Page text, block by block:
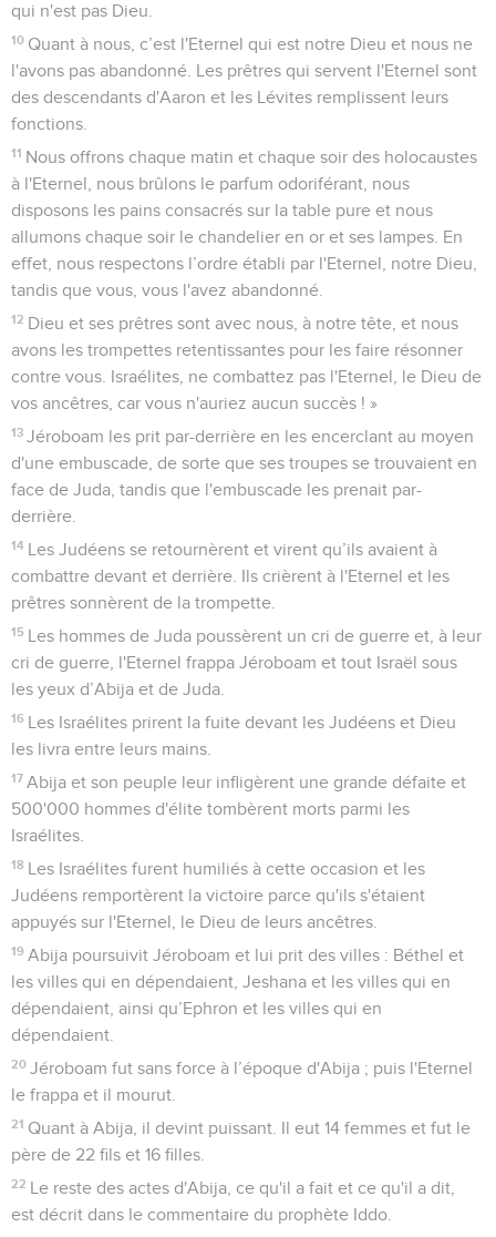
qui n'est pas Dieu.
10 Quant à nous, c’est l'Eternel qui est notre Dieu et nous ne
l'avons pas abandonné. Les prêtres qui servent l'Eternel sont
des descendants d'Aaron et les Lévites remplissent leurs
fonctions.
11 Nous offrons chaque matin et chaque soir des holocaustes
à l'Eternel, nous brûlons le parfum odoriférant, nous
disposons les pains consacrés sur la table pure et nous
allumons chaque soir le chandelier en or et ses lampes. En
effet, nous respectons l’ordre établi par l'Eternel, notre Dieu,
tandis que vous, vous l'avez abandonné.
12 Dieu et ses prêtres sont avec nous, à notre tête, et nous
avons les trompettes retentissantes pour les faire résonner
contre vous. Israélites, ne combattez pas l'Eternel, le Dieu de
vos ancêtres, car vous n'auriez aucun succès ! »
13 Jéroboam les prit par-derrière en les encerclant au moyen
d'une embuscade, de sorte que ses troupes se trouvaient en
face de Juda, tandis que l'embuscade les prenait par-
derrière.
14
Les Judéens se retournèrent et virent qu’ils avaient à
combattre devant et derrière. Ils crièrent à l'Eternel et les
prêtres sonnèrent de la trompette.
15
Les hommes de Juda poussèrent un cri de guerre et, à leur
cri de guerre, l'Eternel frappa Jéroboam et tout Israël sous
les yeux d’Abija et de Juda.
16
Les Israélites prirent la fuite devant les Judéens et Dieu
les livra entre leurs mains.
17 Abija et son peuple leur infligèrent une grande défaite et
500'000 hommes d'élite tombèrent morts parmi les
Israélites.
18
Les Israélites furent humiliés à cette occasion et les
Judéens remportèrent la victoire parce qu'ils s'étaient
appuyés sur l'Eternel, le Dieu de leurs ancêtres.
19 Abija poursuivit Jéroboam et lui prit des villes : Béthel et
les villes qui en dépendaient, Jeshana et les villes qui en
dépendaient, ainsi qu’Ephron et les villes qui en
dépendaient.
20 Jéroboam fut sans force à l’époque d'Abija ; puis l'Eternel
le frappa et il mourut.
21 Quant à Abija, il devint puissant. Il eut 14 femmes et fut le
père de 22 fils et 16 filles.
22
Le reste des actes d'Abija, ce qu'il a fait et ce qu'il a dit,
est décrit dans le commentaire du prophète Iddo.